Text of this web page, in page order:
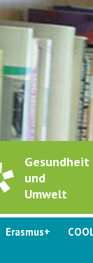
Gesundheit
und
Umwelt
Erasmus+